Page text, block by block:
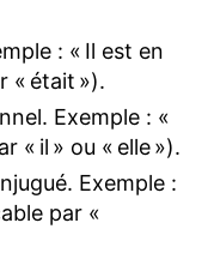
: « Il est en
« était »).
Exemple : «
« il » ou « elle »).
Exemple :
par «